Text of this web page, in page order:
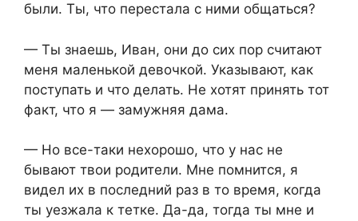
были. Ты, что перестала с ними общаться?​
​— Ты знаешь, Иван, они до сих пор считают
меня маленькой девочкой. Указывают, как
поступать и что делать. Не хотят принять тот
факт, что я — замужняя дама.​
​— Но все-таки нехорошо, что у нас не
бывают твои родители. Мне помнится, я
видел их в последний раз в то время, когда
ты уезжала к тетке. Да-да, тогда ты мне и